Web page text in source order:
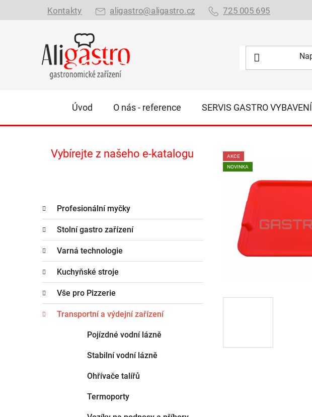
Kontakty aligastro@aligastro.cz 725 005 695
Úvod O nás - reference SERVIS GASTRO VYBAVENÍ
r
a
n
n
í
p
a
n
e
Vybírejte z našeho e-katalogu
kategorie
a
t
g
o
r
i
e
Profesionální myčky
Stolní gastro zařízení
Varná technologie
Kuchyňské stroje
Vše pro Pizzerie
Transportní a výdejní zařízení
Pojízdné vodní lázně
Stabilní vodní lázně
Ohřívače talířů
Termoporty
AKCE
NOVINKA